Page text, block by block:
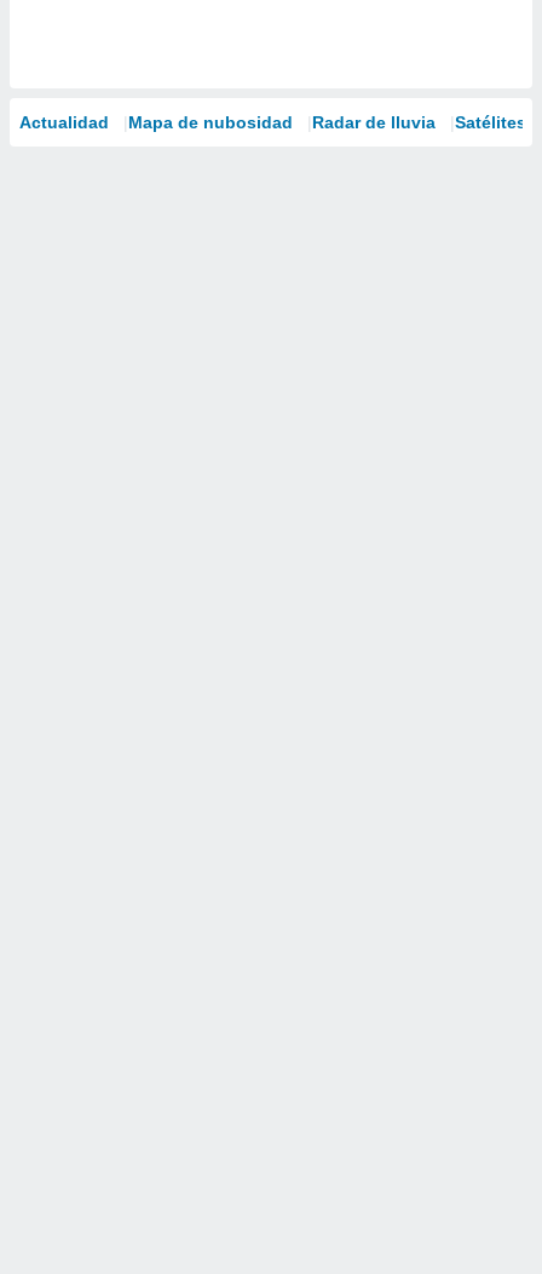
Actualidad Mapa de nubosidad Radar de lluvia Satélites